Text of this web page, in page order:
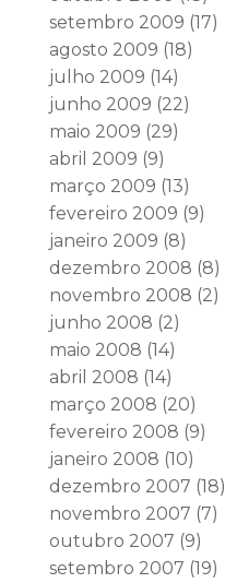
setembro 2009 (17)
agosto 2009 (18)
julho 2009 (14)
junho 2009 (22)
maio 2009 (29)
abril 2009 (9)
março 2009 (13)
fevereiro 2009 (9)
janeiro 2009 (8)
dezembro 2008 (8)
novembro 2008 (2)
junho 2008 (2)
maio 2008 (14)
abril 2008 (14)
março 2008 (20)
fevereiro 2008 (9)
janeiro 2008 (10)
dezembro 2007 (18)
novembro 2007 (7)
outubro 2007 (9)
setembro 2007 (19)